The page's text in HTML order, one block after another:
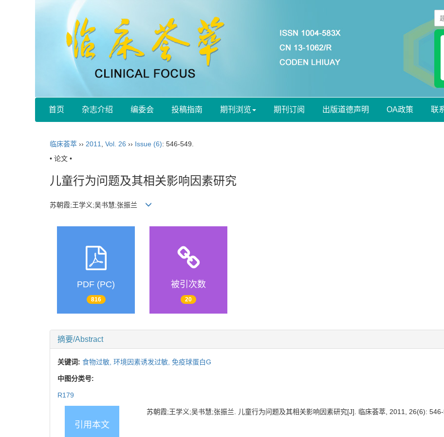
首页 杂志介绍 编委会 投稿指南 期刊浏览 期刊订阅 出版道德声明 OA政策 联
临床荟萃 ›› 2011 Vol. 26 ›› Issue (6): 546-549.
• 论文 •
儿童行为问题及其相关影响因素研究
苏朝霞;王学义;吴书慧;张振兰
PDF (PC)
816
被引次数
20
摘要/Abstract
关键词: 食物过敏, 环境因素诱发过敏, 免疫球蛋白G
中图分类号:
R179
引用本文
苏朝霞;王学义;吴书慧;张振兰. 儿童行为问题及其相关影响因素研究[J]. 临床荟萃, 2011, 26(6): 546-